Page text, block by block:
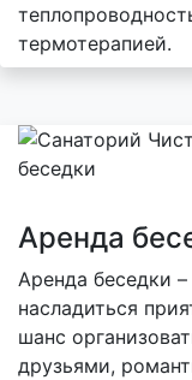
термотерапией.
Аренда
Аренда беседки
насладиться
шанс
друзьями,